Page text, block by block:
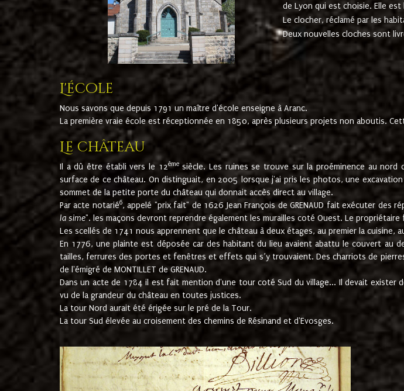
de Lyon qui est choisie. Elle est
Le clocher, réclamé par les
Deux nouvelles cloches sont
L'école
Nous savons que depuis 1791 un maître d'école enseigne à Aranc.
La première vraie école est réceptionnée en 1850, après plusieurs projets non aboutis.
Le château
Il a dû être établi vers le 12èmesiècle. Les ruines se trouve sur la proéminence au nord
surface de ce château. On distinguait, en 2005 lorsque j'ai pris les photos, une
sommet de la petite porte du château qui donnait accès direct au village.
Par acte notarié6, appelé "prix fait" de 1626 Jean François de GRENAUD fait exécuter des
la sime". les maçons devront reprendre également les murailles coté Ouest. Le propriétaire
Les scellés de 1741 nous apprennent que le château à deux étages, au premier la cuisine,
En 1776, une plainte est déposée car des habitant du lieu avaient abattu le couvert au
tailles, ferrures des portes et fenêtres et effets qui s’y trouvaient. Des charriots de
de l'émigré de MONTILLET de GRENAUD.
Dans un acte de 1784 il est fait mention d'une tour coté Sud du village... Il devait exister
vu de la grandeur du château en toutes justices.
La tour Nord aurait été érigée sur le pré de la Tour.
La tour Sud élevée au croisement des chemins de Résinand et d'Evosges.